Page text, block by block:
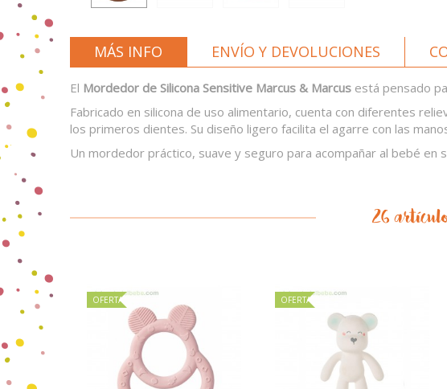
MÁS INFO ENVÍO Y DEVOLUCIONES
El Mordedor de Silicona Sensitive Marcus & Marcus está pensado
Fabricado en silicona de uso alimentario, cuenta con diferentes
los primeros dientes. Su diseño ligero facilita el agarre con las
Un mordedor práctico, suave y seguro para acompañar al bebé en
26
OFERTA OFERTA